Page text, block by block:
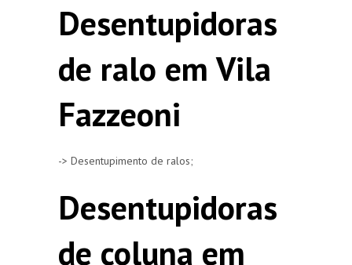
Desentupidoras
de ralo em Vila
Fazzeoni
-> Desentupimento de ralos;
Desentupidoras
de coluna em